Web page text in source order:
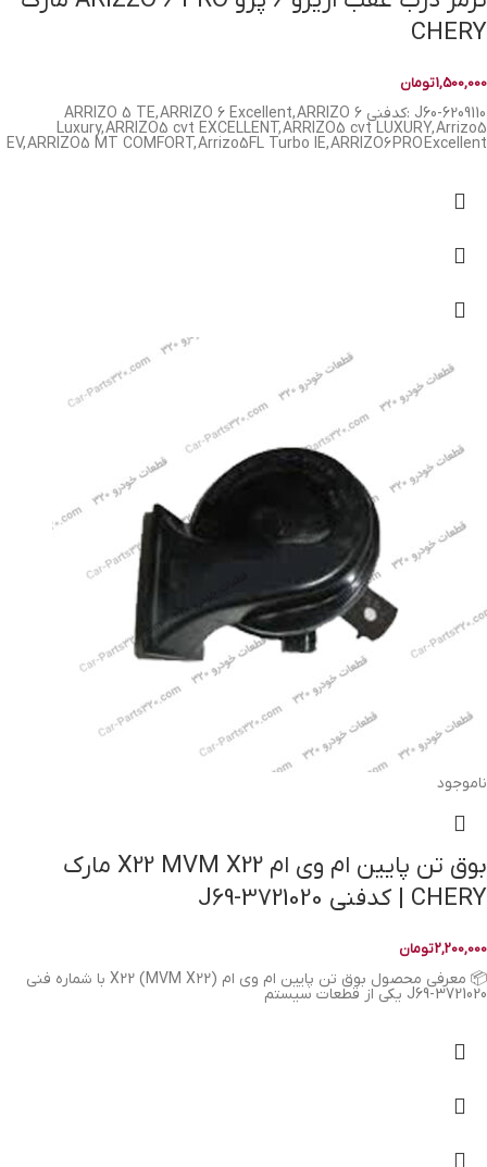
CHERY
1,500,000تومان
J60-6209110 :کدفنی ARRIZO 5 TE, ARRIZO 6 Excellent, ARRIZO 6
Luxury, ARRIZO5 cvt EXCELLENT, ARRIZO5 cvt LUXURY, Arrizo5
EV, ARRIZO5 MT COMFORT, Arrizo5FL Turbo IE, ARRIZO6 PRO Excellent
ناموجود
بوق تن پایین ام وی ام X22 MVM X22 مارک
CHERY | کدفنی J69-3721020
2,200,000تومان
📦 معرفی محصول بوق تن پایین ام وی ام X22 (MVM X22) با شماره فنی
J69-3721020 یکی از قطعات سیستم